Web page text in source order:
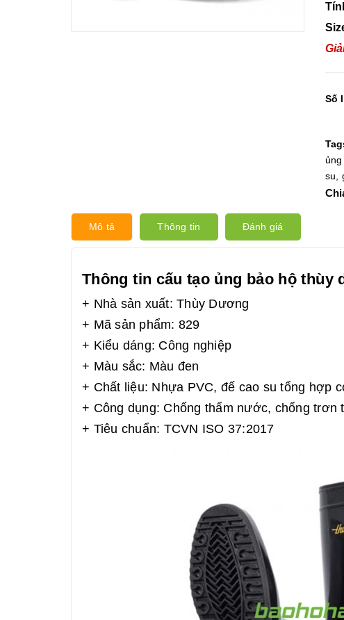
Số
su
Mô tả Thông tin Đánh giá
Thông tin cấu tạo ủng bảo hộ thùy
+ Nhà sản xuất: Thùy Dương
+ Mã sản phẩm: 829
+ Kiểu dáng: Công nghiệp
+ Màu sắc: Màu đen
+ Chất liệu: Nhựa PVC, đế cao su tổng hợp
+ Công dụng: Chống thấm nước, chống trơn
+ Tiêu chuẩn: TCVN ISO 37:2017